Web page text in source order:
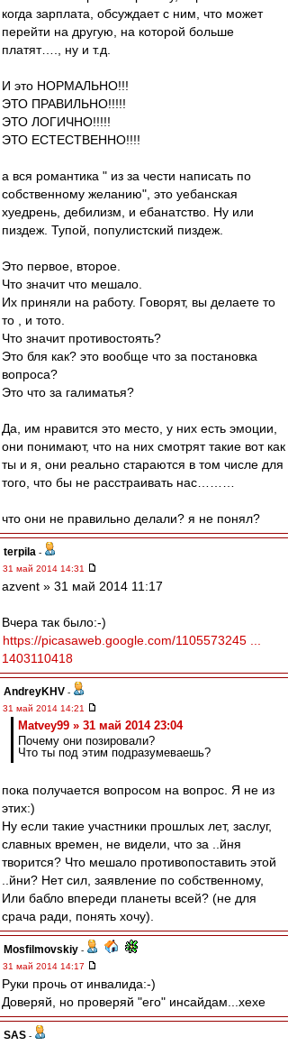
когда зарплата, обсуждает с ним, что может
перейти на другую, на которой больше
платят…., ну и т.д.
И это НОРМАЛЬНО!!!
ЭТО ПРАВИЛЬНО!!!!!
ЭТО ЛОГИЧНО!!!!!
ЭТО ЕСТЕСТВЕННО!!!!
а вся романтика " из за чести написать по
собственному желанию", это уебанская
хуедрень, дебилизм, и ебанатство. Ну или
пиздеж. Тупой, популистский пиздеж.
Это первое, второе.
Что значит что мешало.
Их приняли на работу. Говорят, вы делаете то
то , и тото.
Что значит противостоять?
Это бля как? это вообще что за постановка
вопроса?
Это что за галиматья?
Да, им нравится это место, у них есть эмоции,
они понимают, что на них смотрят такие вот как
ты и я, они реально стараются в том числе для
того, что бы не расстраивать нас………
что они не правильно делали? я не понял?
terpila -
31 май 2014 14:31
azvent » 31 май 2014 11:17
Вчера так было:-)
https://picasaweb.google.com/1105573245 ...
1403110418
AndreyKHV -
31 май 2014 14:21
Matvey99 » 31 май 2014 23:04
Почему они позировали?
Что ты под этим подразумеваешь?
пока получается вопросом на вопрос. Я не из
этих:)
Ну если такие участники прошлых лет, заслуг,
славных времен, не видели, что за ..йня
творится? Что мешало противопоставить этой
..йни? Нет сил, заявление по собственному,
Или бабло впереди планеты всей? (не для
срача ради, понять хочу).
Mosfilmovskiy -
31 май 2014 14:17
Руки прочь от инвалида:-)
Доверяй, но проверяй "его" инсайдам...хехе
SAS -